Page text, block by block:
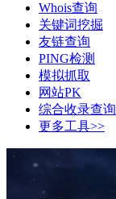
Whois查询
关键词挖掘
友链查询
PING检测
模拟抓取
网站PK
综合收录查询
更多工具>>